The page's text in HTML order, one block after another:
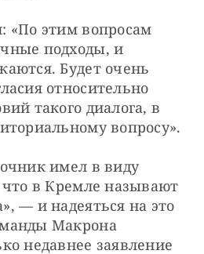
«По этим вопросам
подходы, и
Будет очень
относительно
такого диалога, в
вопросу».
имел в виду
что в Кремле называют
— и надеяться на это
Макрона
недавнее заявление